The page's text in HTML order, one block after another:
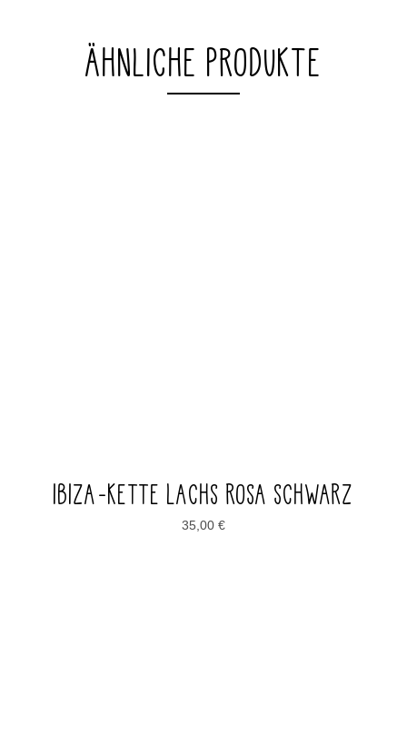
ÄHNLICHE PRODUKTE
IBIZA-KETTE LACHS ROSA SCHWARZ
35,00 €